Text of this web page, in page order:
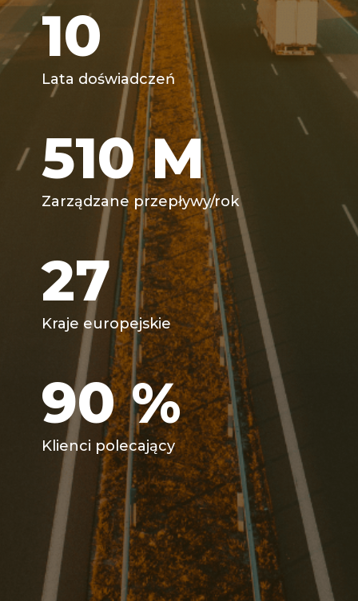
10
Lata doświadczeń
510 M
Zarządzane przepływy/rok
27
Kraje europejskie
90 %
Klienci polecający